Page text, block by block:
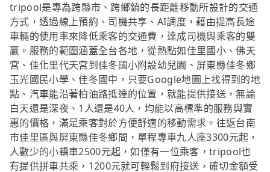
tripool是專為跨縣市、跨鄉鎮的長距離移動所設計的交通
方式，透過線上預約、司機共享、AI調度，藉由提高長途
車輛的使用率來降低乘客的交通費，達成司機與乘客的雙
贏。服務的範圍涵蓋全台各地，從熱點如佳里國小、佛天
宮、佳化里代天宮到佳冬國小附設幼兒園、屏東縣佳冬鄉
玉光國民小學、佳冬國中，只要Google地圖上找得到的地
點、汽車能沿著柏油路抵達的位置，就能提供接送，無論
白天還是深夜、1人還是40人，均能以高標準的服務與實
惠的價格，滿足乘客對於方便舒適的移動需求。往返台南
市佳里區與屏東縣佳冬鄉間，單程專車九人座3300元起，
人數少的小轎車2500元起，如僅有一位乘客，tripool也
有提供拼車共乘，1200元就可輕鬆到府接送，確切金額受